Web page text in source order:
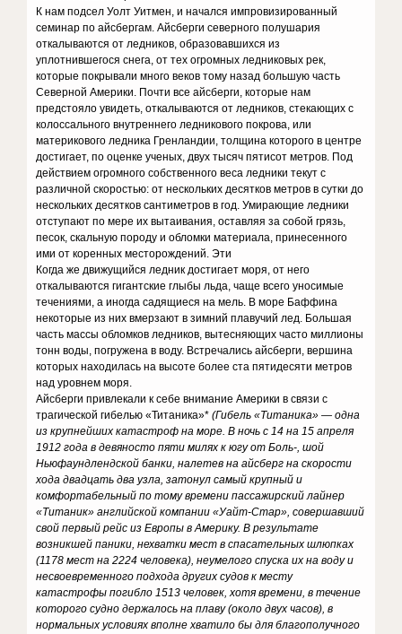
К нам подсел Уолт Уитмен, и начался импровизированный
семинар по айсбергам. Айсберги северного полушария
откалываются от ледников, образовавшихся из
уплотнившегося снега, от тех огромных ледниковых рек,
которые покрывали много веков тому назад большую часть
Северной Америки. Почти все айсберги, которые нам
предстояло увидеть, откалываются от ледников, стекающих с
колоссального внутреннего ледникового покрова, или
материкового ледника Гренландии, толщина которого в центре
достигает, по оценке ученых, двух тысяч пятисот метров. Под
действием огромного собственного веса ледники текут с
различной скоростью: от нескольких десятков метров в сутки до
нескольких десятков сантиметров в год. Умирающие ледники
отступают по мере их вытаивания, оставляя за собой грязь,
песок, скальную породу и обломки материала, принесенного
ими от коренных месторождений. Эти
Когда же движущийся ледник достигает моря, от него
откалываются гигантские глыбы льда, чаще всего уносимые
течениями, а иногда садящиеся на мель. В море Баффина
некоторые из них вмерзают в зимний плавучий лед. Большая
часть массы обломков ледников, вытесняющих часто миллионы
тонн воды, погружена в воду. Встречались айсберги, вершина
которых находилась на высоте более ста пятидесяти метров
над уровнем моря.
Айсберги привлекали к себе внимание Америки в связи с
трагической гибелью «Титаника»*(Гибель «Титаника» — одна
из крупнейших катастроф на море. В ночь с 14 на 15 апреля
1912 года в девяносто пяти милях к югу от Боль-, шой
Ньюфаундлендской банки, налетев на айсберг на скорости
хода двадцать два узла, затонул самый крупный и
комфортабельный по тому времени пассажирский лайнер
«Титаник» английской компании «Уайт-Стар», совершавший
свой первый рейс из Европы в Америку. В результате
возникшей паники, нехватки мест в спасательных шлюпках
(1178 мест на 2224 человека), неумелого спуска их на воду и
несвоевременного подхода других судов к месту
катастрофы погибло 1513 человек, хотя времени, в течение
которого судно держалось на плаву (около двух часов), в
нормальных условиях вполне хватило бы для благополучного